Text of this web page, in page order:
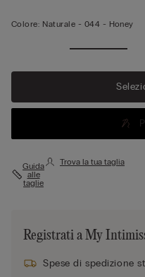
Colore: Naturale - 044 - Honey
Guida
alle
taglie
Trova la tua taglia
Registrati a My
Spese di spedizione